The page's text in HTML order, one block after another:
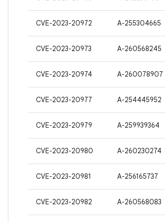
CVE-2023-20972 A-255304665
CVE-2023-20973 A-260568245
CVE-2023-20974 A-260078907
CVE-2023-20977 A-254445952
CVE-2023-20979 A-259939364
CVE-2023-20980 A-260230274
CVE-2023-20981 A-256165737
CVE-2023-20982 A-260568083